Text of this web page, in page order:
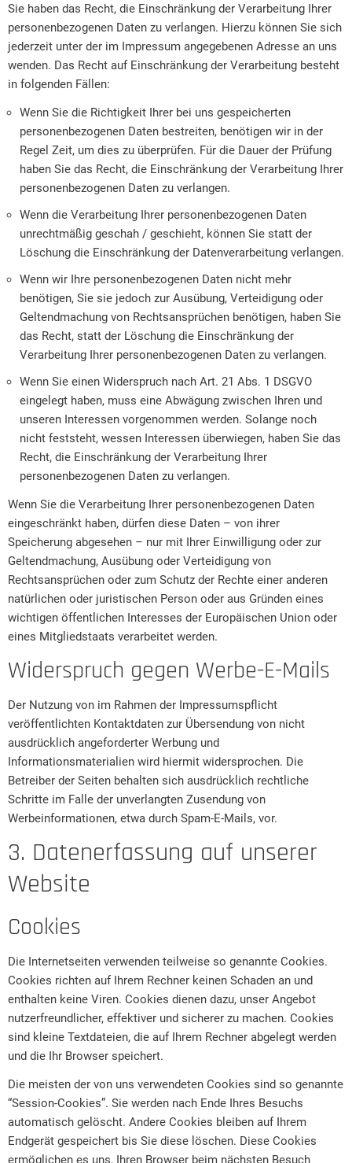
Sie haben das Recht, die Einschränkung der Verarbeitung Ihrer
personenbezogenen Daten zu verlangen. Hierzu können Sie sich
jederzeit unter der im Impressum angegebenen Adresse an uns
wenden. Das Recht auf Einschränkung der Verarbeitung besteht
in folgenden Fällen:
Wenn Sie die Richtigkeit Ihrer bei uns gespeicherten
personenbezogenen Daten bestreiten, benötigen wir in der
Regel Zeit, um dies zu überprüfen. Für die Dauer der Prüfung
haben Sie das Recht, die Einschränkung der Verarbeitung Ihrer
personenbezogenen Daten zu verlangen.
Wenn die Verarbeitung Ihrer personenbezogenen Daten
unrechtmäßig geschah / geschieht, können Sie statt der
Löschung die Einschränkung der Datenverarbeitung verlangen.
Wenn wir Ihre personenbezogenen Daten nicht mehr
benötigen, Sie sie jedoch zur Ausübung, Verteidigung oder
Geltendmachung von Rechtsansprüchen benötigen, haben Sie
das Recht, statt der Löschung die Einschränkung der
Verarbeitung Ihrer personenbezogenen Daten zu verlangen.
Wenn Sie einen Widerspruch nach Art. 21 Abs. 1 DSGVO
eingelegt haben, muss eine Abwägung zwischen Ihren und
unseren Interessen vorgenommen werden. Solange noch
nicht feststeht, wessen Interessen überwiegen, haben Sie das
Recht, die Einschränkung der Verarbeitung Ihrer
personenbezogenen Daten zu verlangen.
Wenn Sie die Verarbeitung Ihrer personenbezogenen Daten
eingeschränkt haben, dürfen diese Daten – von ihrer
Speicherung abgesehen – nur mit Ihrer Einwilligung oder zur
Geltendmachung, Ausübung oder Verteidigung von
Rechtsansprüchen oder zum Schutz der Rechte einer anderen
natürlichen oder juristischen Person oder aus Gründen eines
wichtigen öffentlichen Interesses der Europäischen Union oder
eines Mitgliedstaats verarbeitet werden.
Widerspruch gegen Werbe-E-Mails
Der Nutzung von im Rahmen der Impressumspflicht
veröffentlichten Kontaktdaten zur Übersendung von nicht
ausdrücklich angeforderter Werbung und
Informationsmaterialien wird hiermit widersprochen. Die
Betreiber der Seiten behalten sich ausdrücklich rechtliche
Schritte im Falle der unverlangten Zusendung von
Werbeinformationen, etwa durch Spam-E-Mails, vor.
3. Datenerfassung auf unserer
Website
Cookies
Die Internetseiten verwenden teilweise so genannte Cookies.
Cookies richten auf Ihrem Rechner keinen Schaden an und
enthalten keine Viren. Cookies dienen dazu, unser Angebot
nutzerfreundlicher, effektiver und sicherer zu machen. Cookies
sind kleine Textdateien, die auf Ihrem Rechner abgelegt werden
und die Ihr Browser speichert.
Die meisten der von uns verwendeten Cookies sind so genannte
“Session-Cookies”. Sie werden nach Ende Ihres Besuchs
automatisch gelöscht. Andere Cookies bleiben auf Ihrem
Endgerät gespeichert bis Sie diese löschen. Diese Cookies
ermöglichen es uns, Ihren Browser beim nächsten Besuch